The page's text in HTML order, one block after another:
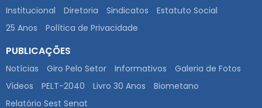
Institucional Diretoria Sindicatos
Estatuto Social
25 Anos
Política de Privacidade
PUBLICAÇÕES
Notícias Giro Pelo Setor Informativos
Galeria de Fotos
Vídeos
PELT-2040 Livro 30 Anos
Biometano
Relatório Sest Senat